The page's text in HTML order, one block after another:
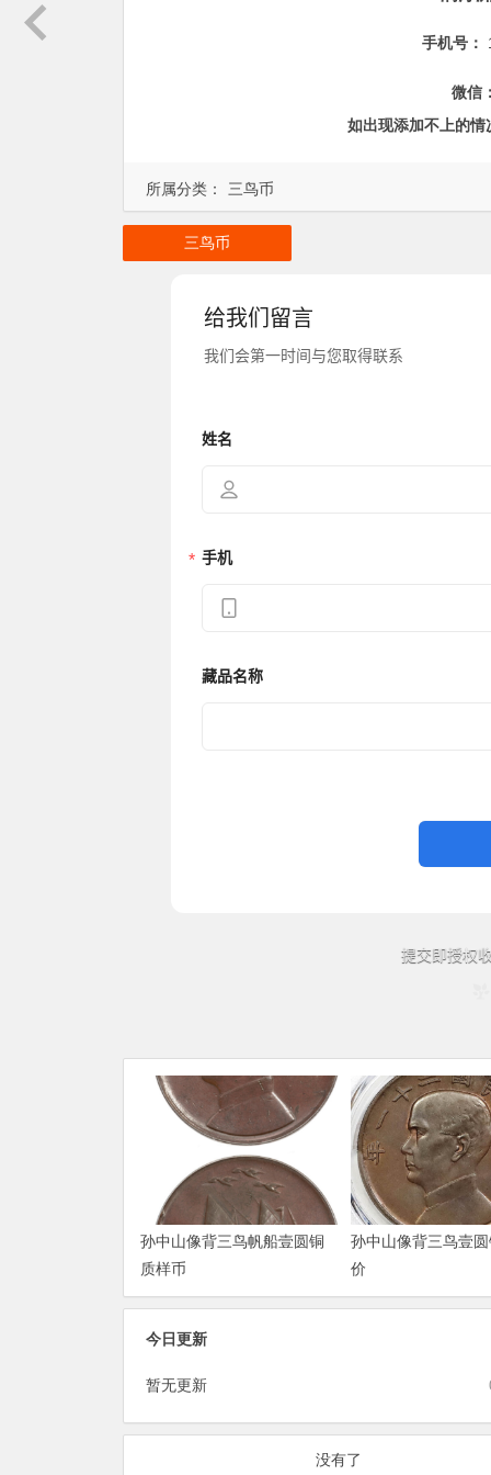
所属分类： 三鸟币
手机号：
微信
如出现添加不上的
三鸟币
孙中山像背三鸟帆船壹圆铜
质样币
孙中山像背三鸟壹
价
今日更新
暂无更新
没有了